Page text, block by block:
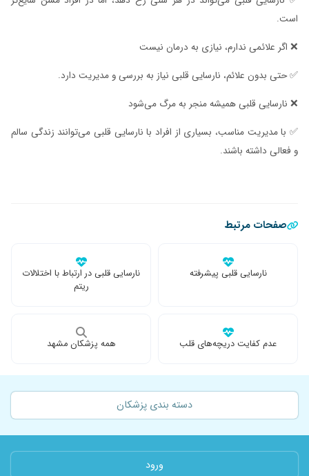
است.
❌ اگر علائمی ندارم، نیازی به درمان نیست
✅ حتی بدون علائم، نارسایی قلبی نیاز به بررسی و مدیریت دارد.
❌ نارسایی قلبی همیشه منجر به مرگ می‌شود
✅ با مدیریت مناسب، بسیاری از افراد با نارسایی قلبی می‌توانند زندگی سالم
و فعالی داشته باشند.
صفحات مرتبط
نارسایی قلبی پیشرفته
نارسایی قلبی در ارتباط با اختلالات
ریتم
عدم کفایت دریچه‌های قلب همه پزشکان مشهد
دسته بندی پزشکان
ورود